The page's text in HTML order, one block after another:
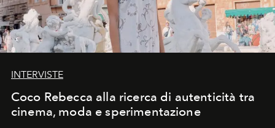
INTERVISTE
Coco Rebecca alla ricerca di autenticità tra
cinema, moda e sperimentazione